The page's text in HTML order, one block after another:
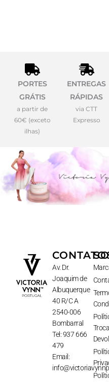
PORTES
GRÁTIS
a partir de
60€ (exceto
ilhas)
ENTREGAS
RÁPIDAS
via CTT
Expresso
Av. Dr.
Joaquim de
Albuquerque
40 R/C A
2540-006
Bombarral
Tel: 937 666
479
Email: